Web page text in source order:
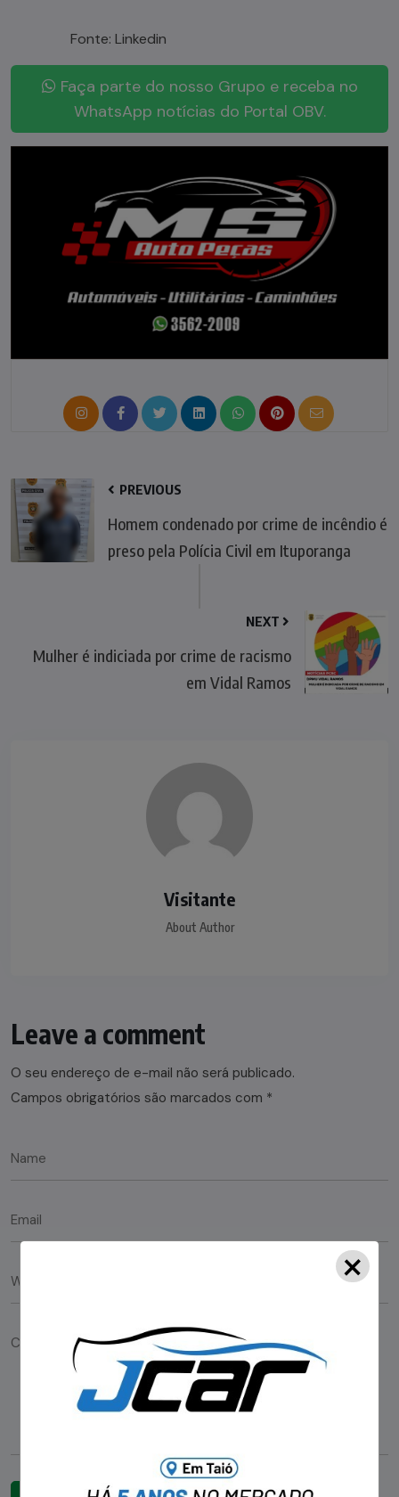
Fonte: Linkedin
Faça parte do nosso Grupo e receba no
WhatsApp notícias do Portal OBV.
PREVIOUS
Homem condenado por crime de incêndio é
preso pela Polícia Civil em Ituporanga
NEXT
Mulher é indiciada por crime de racismo
em Vidal Ramos
Visitante
About Author
Leave a comment
O seu endereço de e-mail não será publicado.
Campos obrigatórios são marcados com *
×